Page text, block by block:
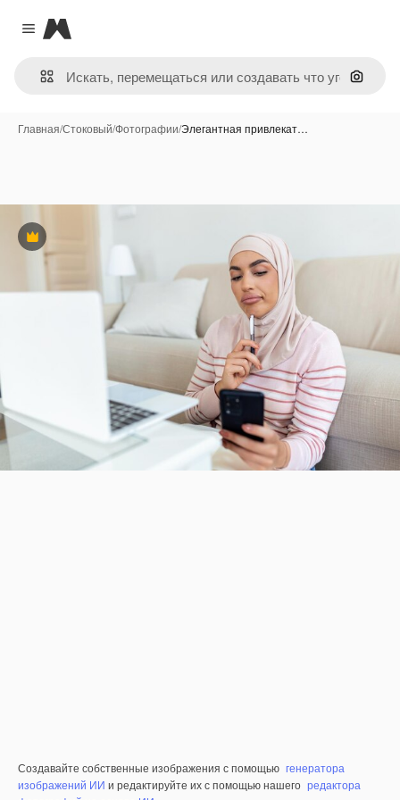
Close menu
Magnific
Поиск
Главная/Стоковый/Фотографии/Элегантная привлекат…
Премиум
Создавайте собственные изображения с помощью генератора
изображений ИИ и редактируйте их с помощью нашего редактора